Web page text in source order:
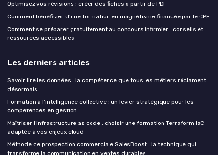
Optimisez vos révisions : créer des fiches à partir de PDF
Comment bénéficier d'une formation en magnétisme financée par le CPF
Comment se préparer gratuitement au concours infirmier : conseils et
ressources accessibles
Les derniers articles
Savoir lire les données : la compétence que tous les métiers réclament
désormais
Formation à l’intelligence collective : un levier stratégique pour les
compétences en gestion
Maîtriser l’infrastructure as code : choisir une formation Terraform IaC
adaptée à vos enjeux cloud
Méthode de prospection commerciale SalesBoost : la technique qui
transforme la communication en ventes durables